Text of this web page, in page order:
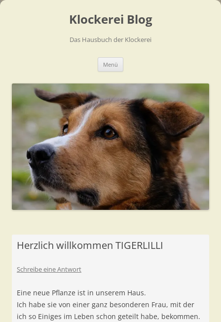
Klockerei Blog
Das Hausbuch der Klockerei
Menü
Herzlich willkommen TIGERLILLI
Schreibe eine Antwort
Eine neue Pflanze ist in unserem Haus.
Ich habe sie von einer ganz besonderen Frau, mit der
ich so Einiges im Leben schon geteilt habe, bekommen.